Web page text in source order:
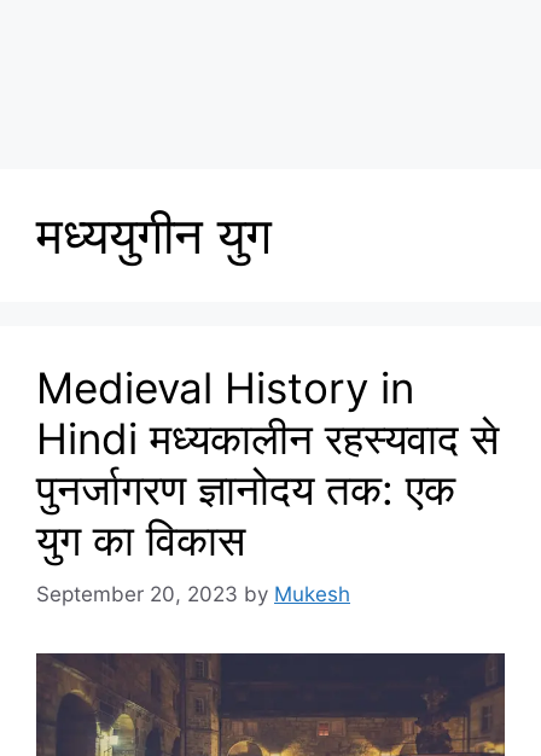
मध्ययुगीन युग
Medieval History in
Hindi मध्यकालीन रहस्यवाद से
पुनर्जागरण ज्ञानोदय तक: एक
युग का विकास
September 20, 2023 by Mukesh